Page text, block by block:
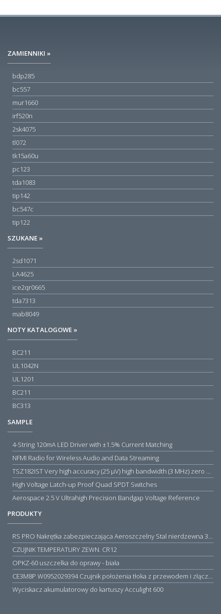
ZAMIENNIKI »
bdp285
bc557
mur1660
irf520n
2sk4075
tl072
tk15a60u
pc123
tda1083
tip142
bc547c
tip122
SZUKANE »
2sd1071
LA4625
ice2qr0665
tda7313
mab8049
NOTY KATALOGOWE »
BC211
UL1042N
UL1201
BC211
BC313
SAMPLE
4-String 120mA LED Driver with ±1.5% Current Matching
NFMI Radio for Wireless Audio and Data Streaming
TSZ182IST Very high accuracy (25 µV) high bandwidth (3 MHz) zero drift 5 V operational amplifiers
High Voltage Latch-up Proof Quad SPDT Switches
Aerospace 2.5 V Ultrahigh Precision Bandgap Voltage Reference
PRODUKTY
RS PRO Nakrętka zabezpieczająca Aeroszczelny Stal nierdzewna 316 Zwykłe
CZUJNIK TEMPERATURY ZEWN. CR12
OPKZ-60 uszczelka do oprawy - biała
CE3M8P W0952029394 Czujnik położenia tłoka z przewodem i złączem M8, PNP NO, 10...30VDC, 100mA, METALWORK, METAL WORK jak MZT1-0
Wyciskacz akumulatorowy do kartuszy Acculight 600